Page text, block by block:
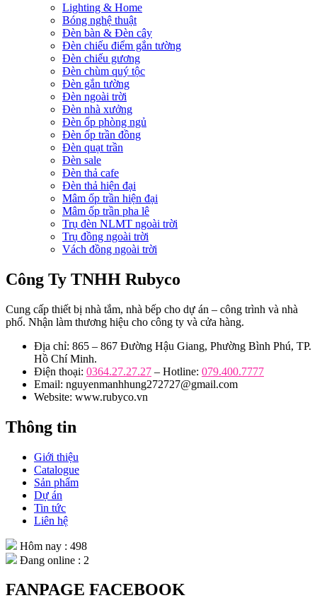
Lighting & Home
Bóng nghệ thuật
Đèn bàn & Đèn cây
Đèn chiếu điểm gắn tường
Đèn chiếu gương
Đèn chùm quý tộc
Đèn gắn tường
Đèn ngoài trời
Đèn nhà xưởng
Đèn ốp phòng ngủ
Đèn ốp trần đồng
Đèn quạt trần
Đèn sale
Đèn thả cafe
Đèn thả hiện đại
Mâm ốp trần hiện đại
Mâm ốp trần pha lê
Trụ đèn NLMT ngoài trời
Trụ đồng ngoài trời
Vách đồng ngoài trời
Công Ty TNHH Rubyco
Cung cấp thiết bị nhà tắm, nhà bếp cho dự án – công trình và nhà
phố. Nhận làm thương hiệu cho công ty và cửa hàng.
Địa chỉ: 865 – 867 Đường Hậu Giang, Phường Bình Phú, TP.
Hồ Chí Minh.
Điện thoại: 0364.27.27.27 – Hotline: 079.400.7777
Email: nguyenmanhhung272727@gmail.com
Website: www.rubyco.vn
Thông tin
Giới thiệu
Catalogue
Sản phẩm
Dự án
Tin tức
Liên hệ
Hôm nay : 498
Đang online : 2
FANPAGE FACEBOOK